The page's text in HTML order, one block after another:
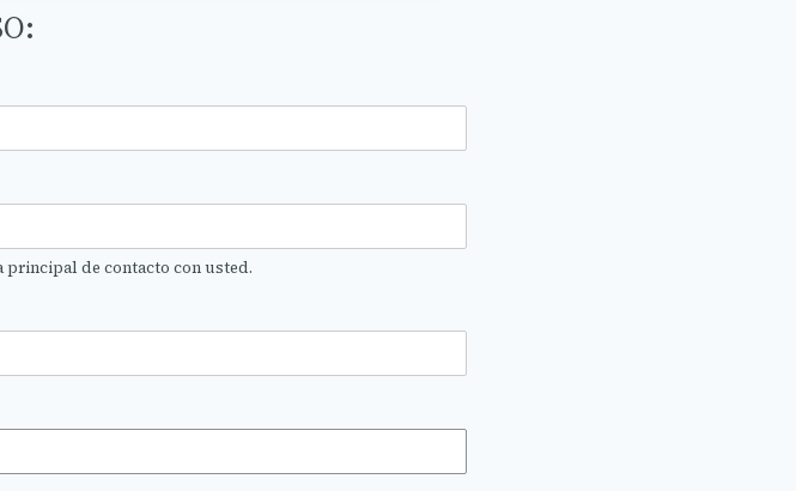
principal de contacto con usted.